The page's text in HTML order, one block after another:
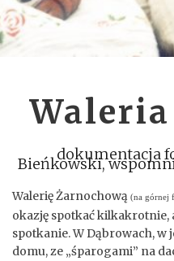
dokumentacja
Bieńkowski,
Walerię Żarnochową (na górnej
okazję spotkać kilkakrotnie,
spotkanie. W Dąbrowach,
domu, ze „śparogami” na